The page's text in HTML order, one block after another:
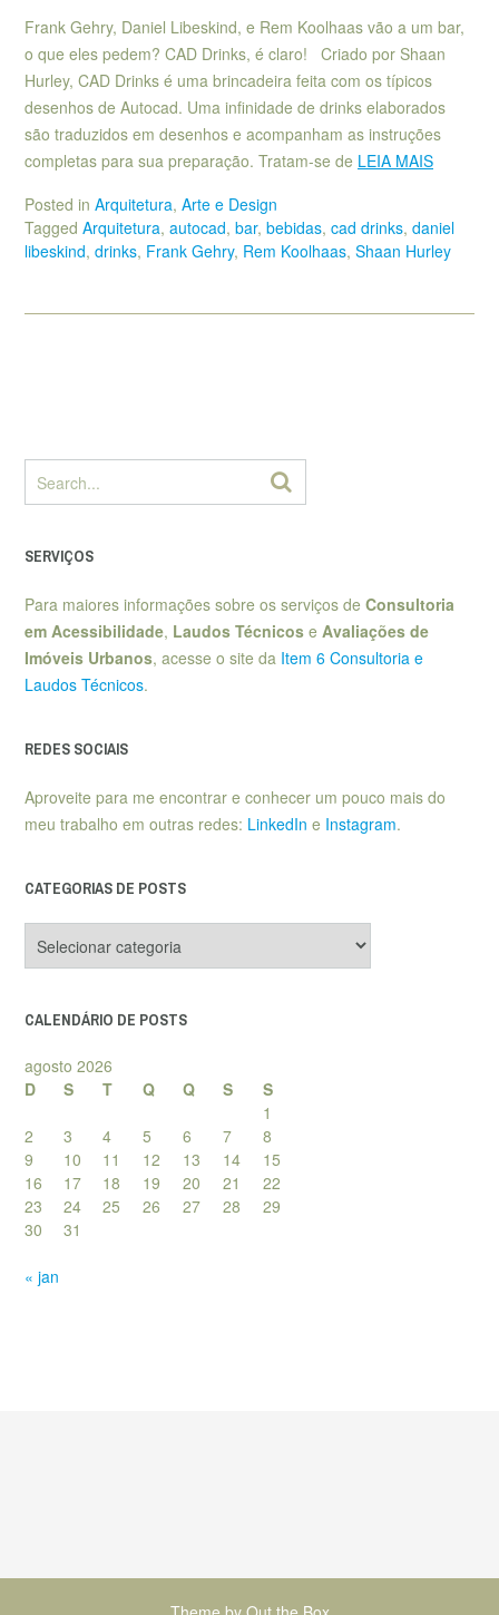
Frank Gehry, Daniel Libeskind, e Rem Koolhaas vão a um bar,
o que eles pedem? CAD Drinks, é claro! Criado por Shaan
Hurley, CAD Drinks é uma brincadeira feita com os típicos
desenhos de Autocad. Uma infinidade de drinks elaborados
são traduzidos em desenhos e acompanham as instruções
completas para sua preparação. Tratam-se de LEIA MAIS
Posted in Arquitetura, Arte e Design
Tagged Arquitetura, autocad, bar, bebidas, cad drinks, daniel
libeskind, drinks, Frank Gehry, Rem Koolhaas, Shaan Hurley
SERVIÇOS
Para maiores informações sobre os serviços de Consultoria
em Acessibilidade, Laudos Técnicos e Avaliações de
Imóveis Urbanos, acesse o site da Item 6 Consultoria e
Laudos Técnicos.
REDES SOCIAIS
Aproveite para me encontrar e conhecer um pouco mais do
meu trabalho em outras redes: LinkedIn e Instagram.
CATEGORIAS DE POSTS
de
CALENDÁRIO DE POSTS
agosto 2026
D
S T Q Q S
S
1
2
3 4 5 6 7
8
9
10 11 12 13 14
15
16
17 18 19 20 21
22
23
24 25 26 27 28
29
30
31
« jan